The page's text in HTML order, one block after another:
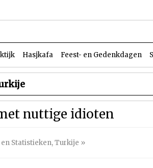
Hasjkafa Feest- en Gedenkdagen
nuttige idioten
Statistieken,Turkije »